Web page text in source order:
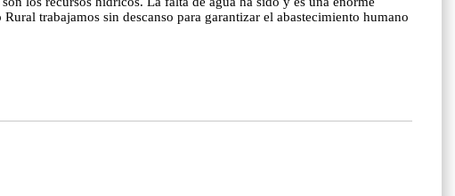
trabajamos sin descanso para garantizar el abastecimiento humano